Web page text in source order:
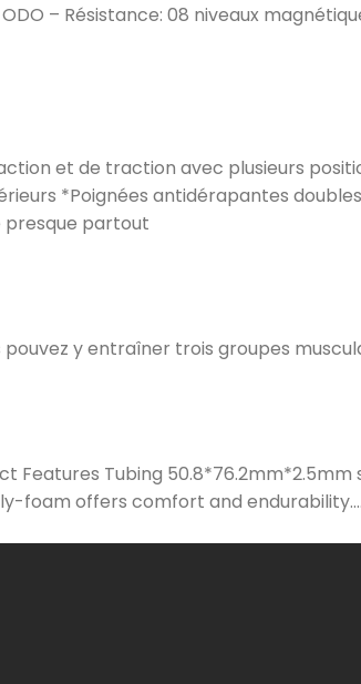
– Résistance: 08 niveaux
et de traction avec plusieurs
*Poignées antidérapantes
presque partout
pouvez y entraîner trois groupes
Features Tubing
foam offers comfort and endurability....